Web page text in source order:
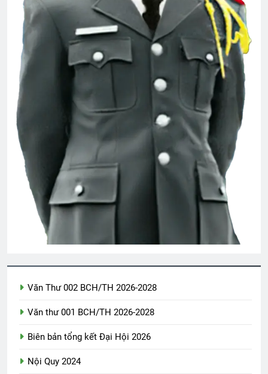
Chương Trình Tri Ân Tác Giả
2 Years Ago
Diễn hành Quốc Khánh VNCH 1967
2 Years Ago
CSVSQ Nguyễn Ngọc K30
3 Years Ago
CSVSQ Cao Văn Tài K25
VUA THẬT CỦA TÔI (Rabindranath
NT Lê Minh Khải K14
Văn Thư 002 BCH/TH 2026-2028
Văn thư 001 BCH/TH 2026-2028
Biên bản tổng kết Đại Hội 2026
Nội Quy 2024